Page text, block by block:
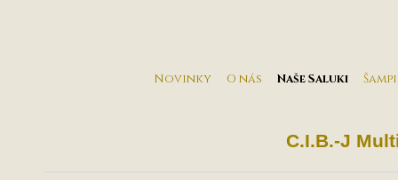
Novinky O nás Naše Saluki
C.I.B.-J